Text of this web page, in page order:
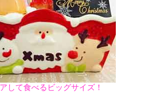
して食べるビッグサイズ！